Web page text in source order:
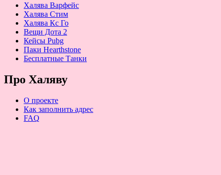
Халява Варфейс
Халява Стим
Халява Кс Го
Вещи Дота 2
Кейсы Pubg
Паки Hearthstone
Бесплатные Танки
Про Халяву
О проекте
Как заполнить адрес
FAQ